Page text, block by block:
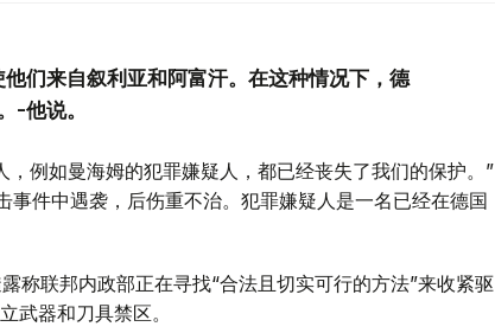
们来自叙利亚和阿富汗。在这种情况下，德
-他说。
例如曼海姆的犯罪嫌疑人，都已经丧失了我们的保护。”
事件中遇袭，后伤重不治。犯罪嫌疑人是一名已经在德国
称联邦内政部正在寻找“合法且切实可行的方法”来收紧驱
武器和刀具禁区。